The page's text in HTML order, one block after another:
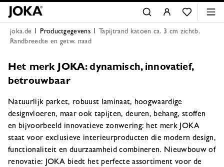
joka.de Productgegevens
Tapijtrand katoen ca. 3 cm zichtb.
Randbreedte en getw. naad
Het merk JOKA: dynamisch, innovatief,
betrouwbaar
Natuurlijk parket, robuust laminaat, hoogwaardige
designvloeren, maar ook tapijten, deuren, behang, stoffen
en bijvoorbeeld innovatieve zonwering: het merk JOKA
staat voor exclusieve interieurproducten die modern design,
functionaliteit en duurzaamheid combineren. Nieuwbouw of
renovatie: JOKA biedt het perfecte assortiment voor de